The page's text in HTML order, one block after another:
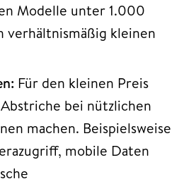
Modelle unter 1.000
verhältnismäßig kleinen
Für den kleinen Preis
bei nützlichen
machen. Beispielsweise
mobile Daten